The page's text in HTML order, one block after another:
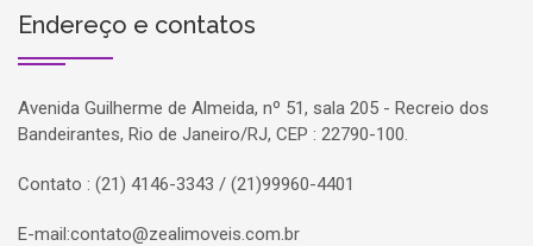
Endereço e contatos
Avenida Guilherme de Almeida, nº 51, sala 205 - Recreio dos
Bandeirantes, Rio de Janeiro/RJ, CEP : 22790-100.
Contato : (21) 4146-3343 / (21)99960-4401
E-mail:contato@zealimoveis.com.br